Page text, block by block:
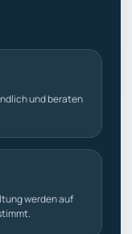
und beraten
werden auf